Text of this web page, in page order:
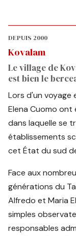
DEPUIS 2000
Kovalam
Le village de
est bien le
Lors d'un voyage
Elena Cuomo
dans laquelle se
établissements
cet État du sud
Face aux
générations du
Alfredo et Maria
simples
responsables